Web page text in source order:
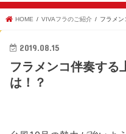
HOME VIVAフラのご紹介 フラメン
2019.08.15
フラメンコ伴奏する
は！？